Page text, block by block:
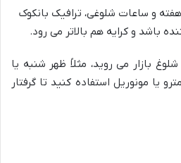
و ساعات شلوغی، ترافیک بانکوک
باشد و کرایه هم بالاتر می رود.
بازار می روید، مثلاً ظهر شنبه یا
یا مونوریل استفاده کنید تا گرفتار